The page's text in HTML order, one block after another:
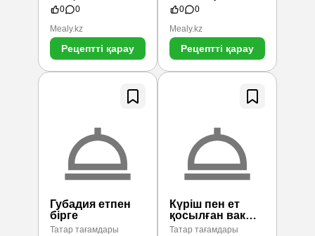
0
0
Mealy.kz
Рецептті қарау
0
0
Mealy.kz
Рецептті қарау
Губадия етпен
бірге
Татар тағамдары
Күріш пен ет
қосылған вак
балиш
Татар тағамдары